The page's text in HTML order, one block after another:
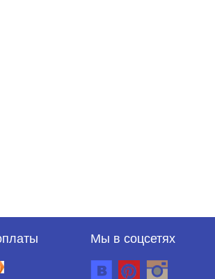
Мы в соцсетях